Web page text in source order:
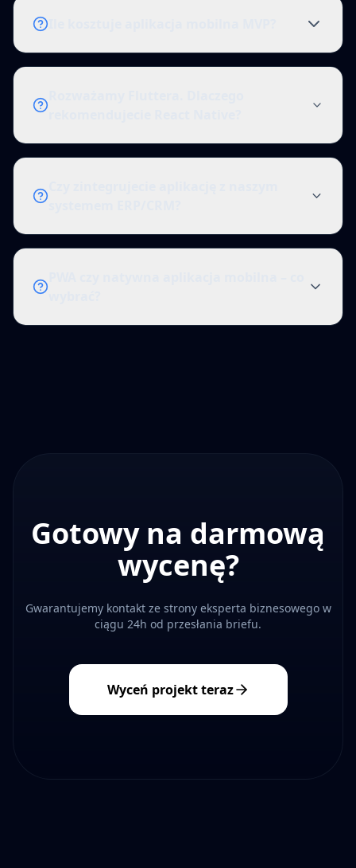
Gotowy na darmową
wycenę?
Gwarantujemy kontakt ze strony eksperta biznesowego w
ciągu 24h od przesłania briefu.
Wyceń projekt teraz